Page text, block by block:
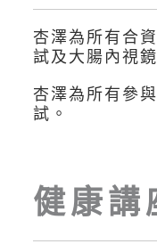
杏澤為所有合
試及大腸內視鏡
杏澤為所有參
試。
健康講